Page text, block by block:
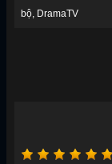
bộ DramaTV